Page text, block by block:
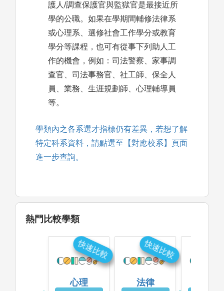
護人/調查保護官與監獄官是最接近所
學的公職。如果在學期間輔修法律系
或心理系、選修社會工作學分或教育
學分等課程，也可有從事下列助人工
作的機會，例如：司法警察、家事調
查官、司法事務官、社工師、保全人
員、業務、生涯規劃師、心理輔導員
等。
學類內之各系選才指標仍有差異，若想了解
特定科系資料，請點選至【對應校系】頁面
進一步查詢。
熱門比較學類
心理
快速比較
法律
快速比較